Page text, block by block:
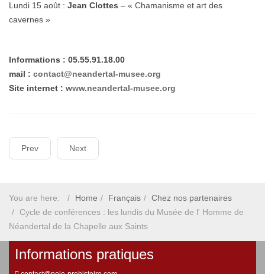
Lundi 15 août : Jean Clottes – « Chamanisme et art des
cavernes »
Informations : 05.55.91.18.00
mail : contact@neandertal-musee.org
Site internet : www.neandertal-musee.org
Prev Next
You are here: Home Français
Chez nos partenaires
Cycle de conférences : les lundis du Musée de l' Homme de
Néandertal de la Chapelle aux Saints
Informations pratiques